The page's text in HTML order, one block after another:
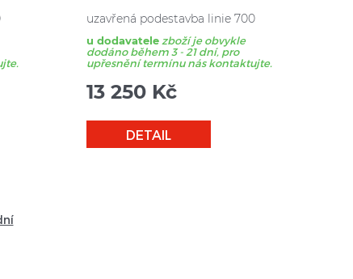
uzavřená podestavba linie 700
u dodavatele zboží je obvykle
dodáno během 3 - 21 dní, pro
upřesnění termínu nás kontaktujte.
13 250 Kč
DETAIL